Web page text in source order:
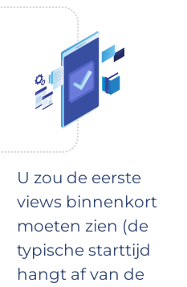
U zou de eerste
views binnenkort
moeten zien (de
typische starttijd
hangt af van de